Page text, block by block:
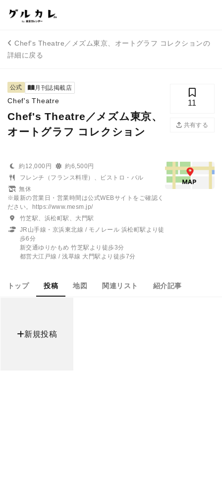
Chef's Theatre／メズム東京、オートグラフ コレクションの
詳細に戻る
公式 月刊誌掲載店
Chef's Theatre
Chef's Theatre／メズム東京、
オートグラフ コレクション
11
共有する
約12,000円
約6,500円
フレンチ（フランス料理）、ビストロ・バル
無休
※最新の営業日・営業時間は公式WEBサイトをご確認く
ださい。https://www.mesm.jp/
竹芝駅、浜松町駅、大門駅
JR山手線・京浜東北線 / モノレール 浜松町駅より徒
歩6分
新交通ゆりかもめ 竹芝駅より徒歩3分
都営大江戸線 / 浅草線 大門駅より徒歩7分
トップ 投稿 地図 関連リスト 紹介記事
新規投稿